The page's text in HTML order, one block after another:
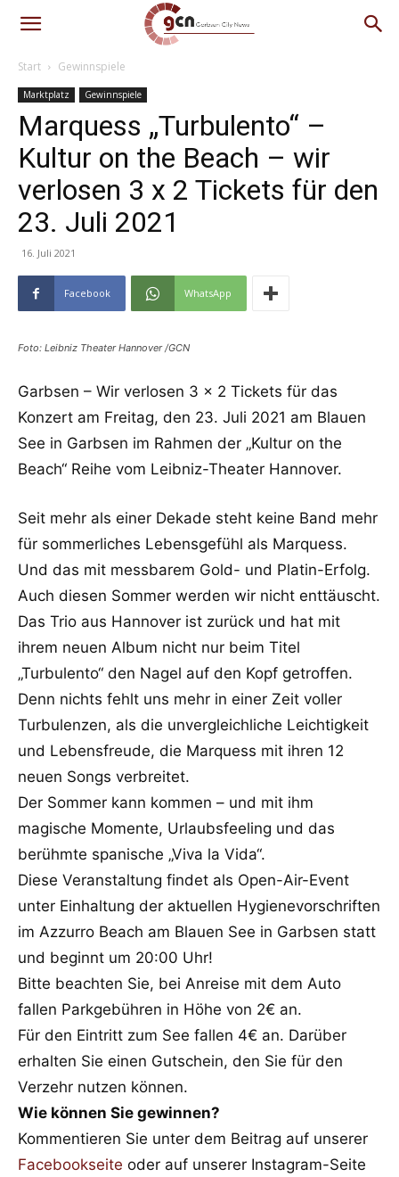
Start Gewinnspiele
Marktplatz Gewinnspiele
Marquess „Turbulento“ –
Kultur on the Beach – wir
verlosen 3 x 2 Tickets für den
23. Juli 2021
16. Juli 2021
Facebook WhatsApp
Foto: Leibniz Theater Hannover /GCN
Garbsen – Wir verlosen 3 x 2 Tickets für das
Konzert am Freitag, den 23. Juli 2021 am Blauen
See in Garbsen im Rahmen der „Kultur on the
Beach“ Reihe vom Leibniz-Theater Hannover.
Seit mehr als einer Dekade steht keine Band mehr
für sommerliches Lebensgefühl als Marquess.
Und das mit messbarem Gold- und Platin-Erfolg.
Auch diesen Sommer werden wir nicht enttäuscht.
Das Trio aus Hannover ist zurück und hat mit
ihrem neuen Album nicht nur beim Titel
„Turbulento“ den Nagel auf den Kopf getroffen.
Denn nichts fehlt uns mehr in einer Zeit voller
Turbulenzen, als die unvergleichliche Leichtigkeit
und Lebensfreude, die Marquess mit ihren 12
neuen Songs verbreitet.
Der Sommer kann kommen – und mit ihm
magische Momente, Urlaubsfeeling und das
berühmte spanische „Viva la Vida“.
Diese Veranstaltung findet als Open-Air-Event
unter Einhaltung der aktuellen Hygienevorschriften
im Azzurro Beach am Blauen See in Garbsen statt
und beginnt um 20:00 Uhr!
Bitte beachten Sie, bei Anreise mit dem Auto
fallen Parkgebühren in Höhe von 2€ an.
Für den Eintritt zum See fallen 4€ an. Darüber
erhalten Sie einen Gutschein, den Sie für den
Verzehr nutzen können.
Wie können Sie gewinnen?
Kommentieren Sie unter dem Beitrag auf unserer
Facebookseite oder auf unserer Instagram-Seite